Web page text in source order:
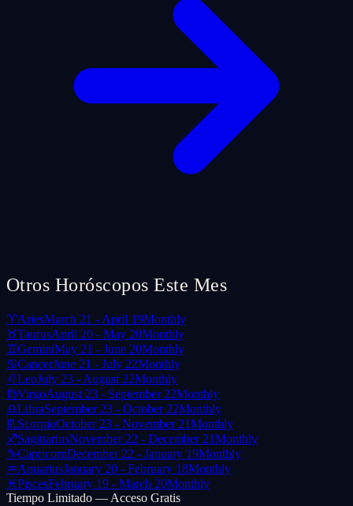
Otros Horóscopos Este Mes
♈AriesMarch 21 - April 19Monthly
♉TaurusApril 20 - May 20Monthly
♊GeminiMay 21 - June 20Monthly
♋CancerJune 21 - July 22Monthly
♌LeoJuly 23 - August 22Monthly
♍VirgoAugust 23 - September 22Monthly
♎LibraSeptember 23 - October 22Monthly
♏ ScorpioOctober 23 - November 21Monthly
♐SagittariusNovember 22 - December 21Monthly
♑CapricornDecember 22 - January 19Monthly
♒AquariusJanuary 20 - February 18Monthly
♓PiscesFebruary 19 - March 20Monthly
Tiempo Limitado — Acceso Gratis